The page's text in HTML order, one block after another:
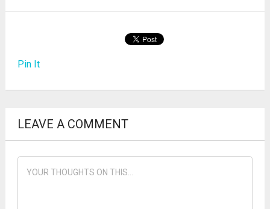
Pin It
LEAVE A COMMENT